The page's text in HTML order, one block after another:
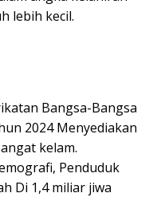
lebih kecil.
Bangsa-Bangsa
2024 Menyediakan
kelam.
Penduduk
Di 1,4 miliar jiwa